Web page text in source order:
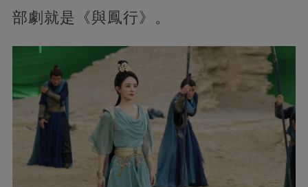
部劇就是《與鳳行》。